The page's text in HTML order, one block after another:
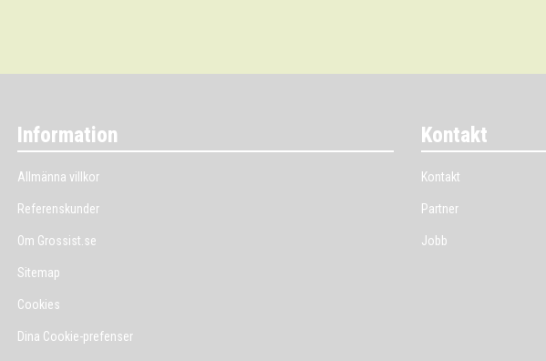
Information
Allmänna villkor
Referenskunder
Om Grossist.se
Sitemap
Cookies
Dina Cookie-prefenser
Kontakt
Kontakt
Partner
Jobb